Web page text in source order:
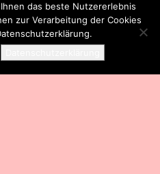
ansehen
|Theme:Head Blog
das beste Nutzererlebnis
zur Verarbeitung der Cookies